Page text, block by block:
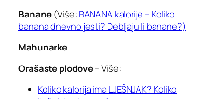
Banane(Više: BANANA kalorije – Koliko
banana dnevno jesti? Debljaju li banane?)
Mahunarke
Orašaste plodove– Više:
Koliko kalorija ima LJEŠNJAK? Koliko